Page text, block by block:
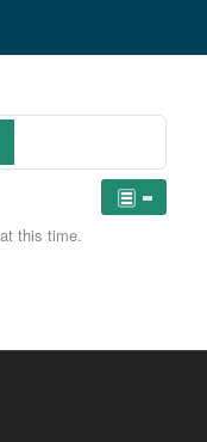
this time.